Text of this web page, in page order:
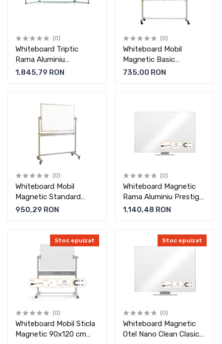
(0)
Whiteboard Triptic
Rama Aluminiu
Memoboards
1.845,79 RON
(0)
Whiteboard Mobil
Magnetic Basic
Memoboards
735,00 RON
(0)
Whiteboard Mobil
Magnetic Standard
Memoboards
950,29 RON
(0)
Whiteboard Magnetic
Rama Aluminiu Prestige
Nobo
1.140,48 RON
Stoc epuizat
(0)
Whiteboard Mobil Sticla
Magnetic 90x120 cm
Stoc epuizat
(0)
Whiteboard Magnetic
Otel Nano Clean Clasic